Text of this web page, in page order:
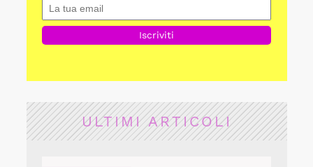
ULTIMI ARTICOLI